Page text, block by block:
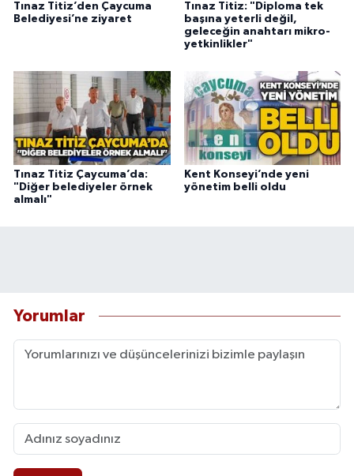
Tınaz Titiz’den Çaycuma
Belediyesi’ne ziyaret
Tınaz Titiz: "Diploma tek
başına yeterli değil,
geleceğin anahtarı mikro-
yetkinlikler"
Tınaz Titiz Çaycuma’da:
"Diğer belediyeler örnek
almalı"
Kent Konseyi’nde yeni
yönetim belli oldu
Yorumlar